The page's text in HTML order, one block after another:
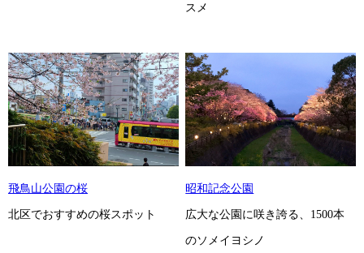
スメ
飛鳥山公園の桜
北区でおすすめの桜スポット
昭和記念公園
広大な公園に咲き誇る、1500本
のソメイヨシノ